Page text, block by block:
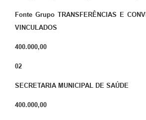
Fonte Grupo TRANSFERÊNCIAS E
VINCULADOS
400.000,00
02
SECRETARIA MUNICIPAL DE SAÚDE
400.000,00